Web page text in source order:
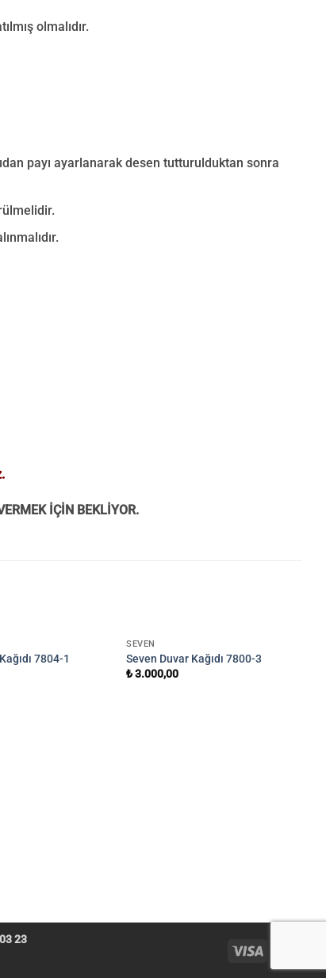
olmalıdır.
payı ayarlanarak desen tutturulduktan sonra
İÇİN BEKLİYOR.
7804-1
SEVEN
Seven Duvar Kağıdı 7800-3
₺3.000,00
23